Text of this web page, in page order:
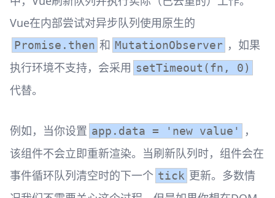
Vue在内部尝试对异步队列使用原生的
Promise.then 和 MutationObserver ，如果
执行环境不支持，会采用 setTimeout(fn, 0)
代替。
例如，当你设置 app.data = 'new value'
，
该组件不会立即重新渲染。当刷新队列时，组件会在
事件循环队列清空时的下一个 tick 更新。多数情